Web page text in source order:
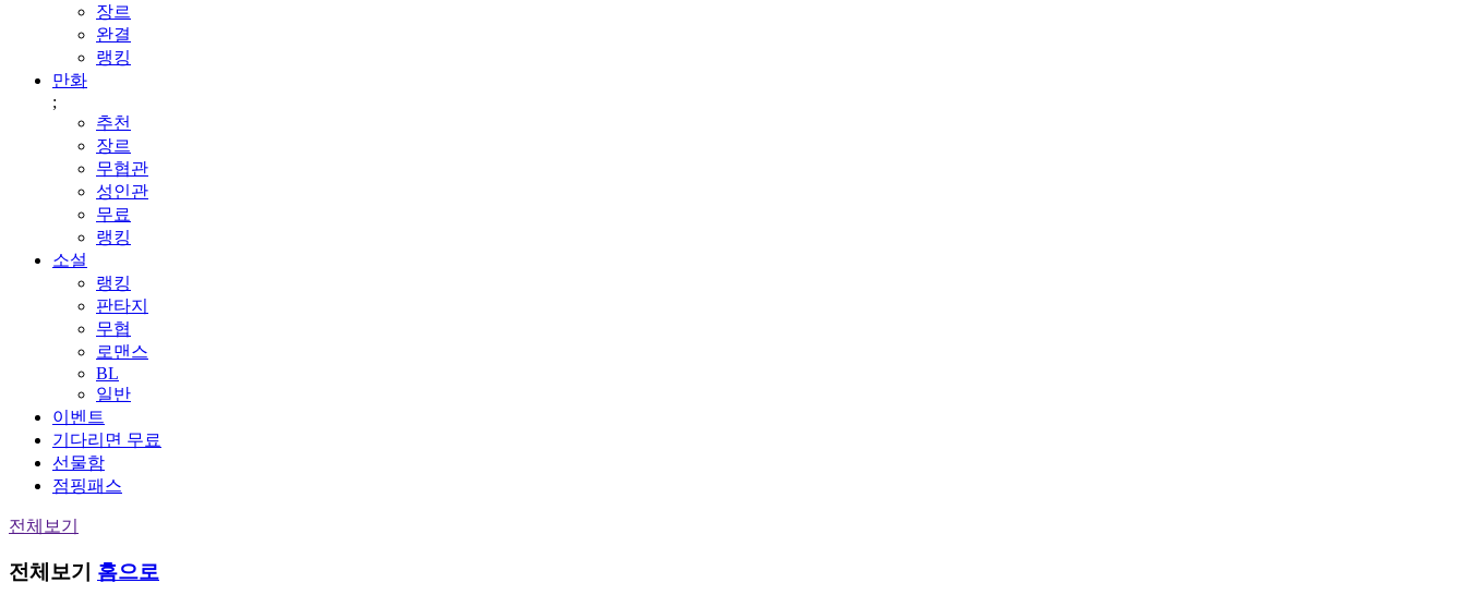
장르
완결
랭킹
만화
;
추천
장르
무협관
성인관
무료
랭킹
소설
랭킹
판타지
무협
로맨스
BL
일반
이벤트
기다리면 무료
선물함
점핑패스
전체보기
전체보기 홈으로